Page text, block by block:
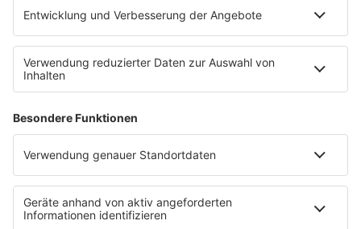
Impressum
Datenschutz Facebook & Instagram
Datenschutzeinstellungen
Clubbedingungen
Werbung schalten
Waffel-Werbepartner
80s80s.de
90s90s.de
Schlagerplanetradio.com
1deutsch.de